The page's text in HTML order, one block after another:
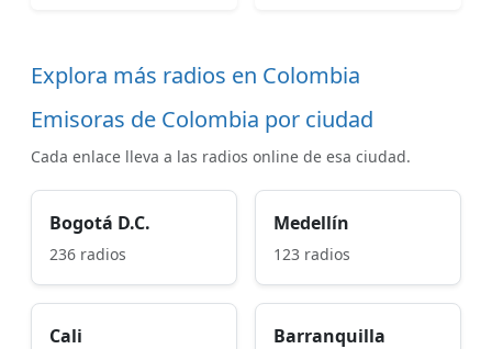
Explora más radios en Colombia
Emisoras de Colombia por ciudad
Cada enlace lleva a las radios online de esa ciudad.
Bogotá D.C.
236 radios
Medellín
123 radios
Cali Barranquilla